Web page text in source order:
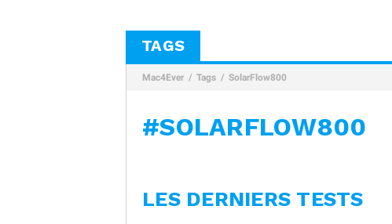
TAGS
Mac4Ever Tags SolarFlow800
#SOLARFLOW800
LES DERNIERS TESTS